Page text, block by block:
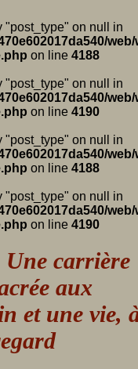
"post_type" on null in
web/
on line 4188
"post_type" on null in
web/
on line 4190
"post_type" on null in
web/
on line 4188
"post_type" on null in
web/
on line 4190
carrière
aux
et une vie,